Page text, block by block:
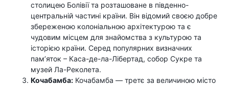
столицею Болівії та розташоване в південно-
центральній частині країни. Він відомий своєю добре
збереженою колоніальною архітектурою та є
чудовим місцем для знайомства з культурою та
історією країни. Серед популярних визначних
пам’яток – Каса-де-ла-Лібертад, собор Сукре та
музей Ла-Реколета.
Кочабамба: Кочабамба — третє за величиною місто